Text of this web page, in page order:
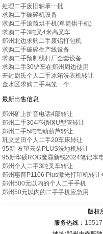
处理二手废旧轴承一批
求购二手破碎机设备
求购二手滚筒烘干机(单筒烘干机)
求购二手3吨叉4米高叉车
郑州北边求购二手废铝打包机
求购二手破碎生产线设备
求购二手预制线杆厂全套设备
求购二手30铲车在郑州周边使用
开封尉氏个人二手冰箱洗衣机转让
金水区求购二手鸟笼一个
最新出售信息
郑州矿上扩音电话4部转让
郑州二手304不锈钢U型管转让
郑州二手5吨电动葫芦转让
巩义芝田个人二手20车床转让
95新-友望云朵PLUS洗地机转让
95新华硕ROG魔霸新锐2024笔记本
郑州个人二手3吨叉车转让
郑州惠普P1106 Plus激光打印机转让
郑州500元以内的个人二手手机
郑州50元以内的二手手机应急用
版权
服务热线：